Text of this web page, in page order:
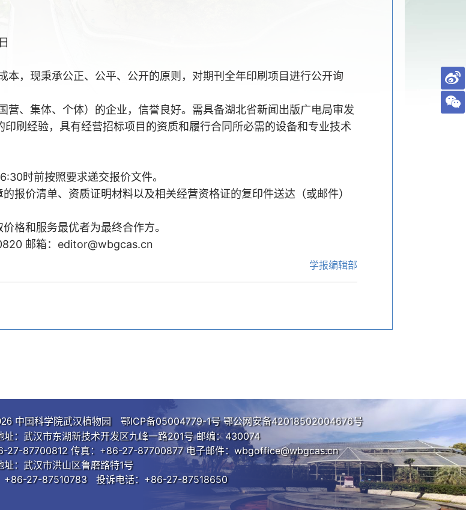
本，现秉承公正、公平、公开的原则，对期刊全年印刷项目进行公开询
营、集体、个体）的企业，信誉良好。需具备湖北省新闻出版广电局审发
刷经验，具有经营招标项目的资质和履行合同所必需的设备和专业技术
时前按照要求递交报价文件。
价清单、资质证明材料以及相关经营资格证的复印件送达（或邮件）
和服务最优者为最终合作方。
邮箱：editor@wbgcas.cn
学报编辑部
中国科学院武汉植物园鄂ICP备05004779-1号鄂公网安备42018502004676号
址：武汉市东湖新技术开发区九峰一路201号 邮编：430074
27-87700812 传真：+86-27-87700877 电子邮件：wbgoffice@wbgcas.cn
址：武汉市洪山区鲁磨路特1号
+86-27-87510783 投诉电话：+86-27-87518650